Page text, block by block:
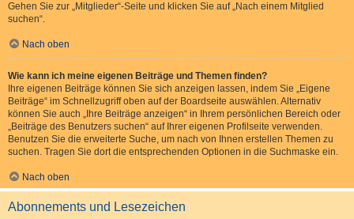
Gehen Sie zur „Mitglieder“-Seite und klicken Sie auf „Nach einem Mitglied
suchen“.
Nach oben
Wie kann ich meine eigenen Beiträge und Themen finden?
Ihre eigenen Beiträge können Sie sich anzeigen lassen, indem Sie „Eigene
Beiträge“ im Schnellzugriff oben auf der Boardseite auswählen. Alternativ
können Sie auch „Ihre Beiträge anzeigen“ in Ihrem persönlichen Bereich oder
„Beiträge des Benutzers suchen“ auf Ihrer eigenen Profilseite verwenden.
Benutzen Sie die erweiterte Suche, um nach von Ihnen erstellen Themen zu
suchen. Tragen Sie dort die entsprechenden Optionen in die Suchmaske ein.
Nach oben
Abonnements und Lesezeichen